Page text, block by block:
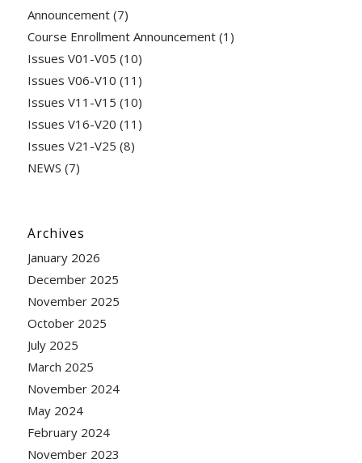
Announcement(7)
Course Enrollment Announcement(1)
Issues V01-V05 (10)
Issues V06-V10 (11)
Issues V11-V15 (10)
Issues V16-V20 (11)
Issues V21-V25 (8)
NEWS (7)
Archives
January 2026
December 2025
November 2025
October 2025
July 2025
March 2025
November 2024
May 2024
February 2024
November 2023